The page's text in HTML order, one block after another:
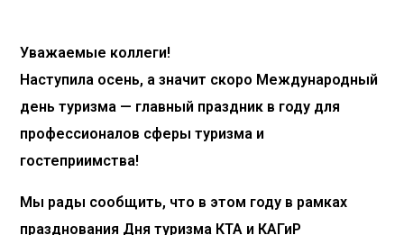
Уважаемые коллеги!
Наступила осень, а значит скоро Международный
день туризма — главный праздник в году для
профессионалов сферы туризма и
гостеприимства!
Мы рады сообщить, что в этом году в рамках
празднования Дня туризма КТА и КАГиР